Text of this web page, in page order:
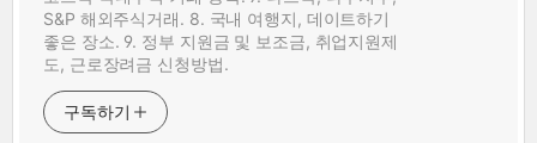
S&P 해외주식거래. 8. 국내 여행지, 데이트하기
좋은 장소. 9. 정부 지원금 및 보조금, 취업지원제
도, 근로장려금 신청방법.
구독하기